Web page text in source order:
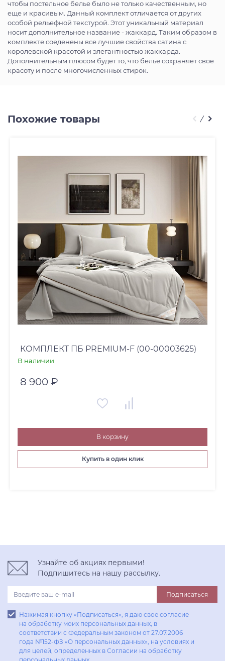
чтобы постельное белье было не только качественным, но
еще и красивым. Данный комплект отличается от других
особой рельефной текстурой. Этот уникальный материал
носит дополнительное название - жаккард. Таким образом в
комплекте соеденены все лучшие свойства сатина с
королевской красотой и элегантностью жаккарда.
Дополнительным плюсом будет то, что белье сохраняет свое
красоту и после многочисленных стирок.
Похожие товары
КОМПЛЕКТ ПБ PREMIUM-F (00-00003625)
В наличии
8 900 ₽
В корзину
Купить в один клик
Узнайте об акциях первыми!
Подпишитесь на нашу рассылку.
Подписаться
Нажимая кнопку «Подписаться», я даю свое согласие
на обработку моих персональных данных, в
соответствии с Федеральным законом от 27.07.2006
года №152-ФЗ «О персональных данных», на условиях и
для целей, определенных в Согласии на обработку